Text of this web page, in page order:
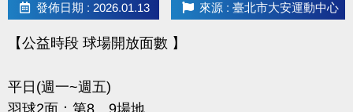
發佈日期 : 2026.01.13 來源 : 臺北市大安運動中心
【公益時段 球場開放面數 】
平日(週一~週五)